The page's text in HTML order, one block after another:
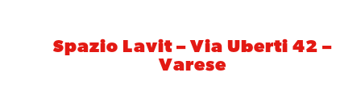
Spazio Lavit – Via Uberti 42 –